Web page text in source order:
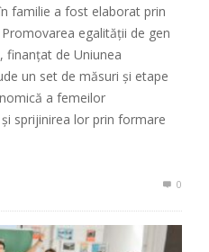
familie a fost elaborat prin
egalității de gen
finanțat de Uniunea
un set de măsuri și etape
a femeilor
sprijinirea lor prin formare
0